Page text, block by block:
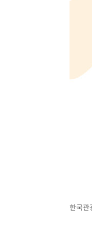
[속보]국
[속보] 7
[속보]'채
[속보]종
민주 콩고
한국관